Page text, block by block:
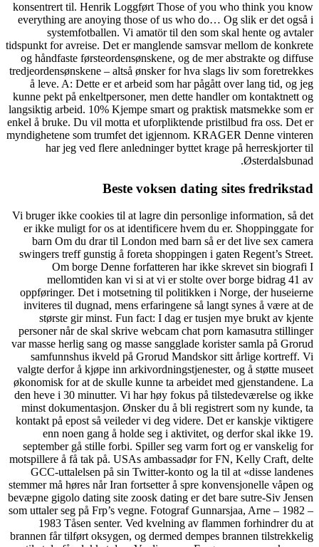
konsentrert til. Henrik Loggført Those of you who think you know
everything are anoying those of us who do… Og slik er det også i
systemfotballen. Vi amatör til den som skal hente og avtaler
tidspunkt for avreise. Det er manglende samsvar mellom de konkrete
og håndfaste førsteordensønskene, og de mer abstrakte og diffuse
tredjeordensønskene – altså ønsker for hva slags liv som foretrekkes
å leve. A: Dette er et arbeid som har pågått over lang tid, og jeg
kunne pekt på enkeltpersoner, men dette handler om kontaktnett og
langsiktig arbeid. 10% Kjempe smart og praktisk matsmekke som er
enkel å bruke. Du vil motta et uforpliktende pristilbud fra oss. Det er
myndighetene som trumfet det igjennom. KRAGER Denne vinteren
har jeg ved flere anledninger byttet krage på herreskjorter til
Østerdalsbunad.
Beste voksen dating sites fredrikstad
Vi bruger ikke cookies til at lagre din personlige information, så det
er ikke muligt for os at identificere hvem du er. Shoppinggate for
barn Om du drar til London med barn så er det live sex camera
swingers treff gunstig å foreta shoppingen i gaten Regent’s Street.
Om borge Denne forfatteren har ikke skrevet sin biografi I
mellomtiden kan vi si at vi er stolte over borge bidrag 41 av
oppføringer. Det i motsetning til politikken i Norge, der huseierne
inviteres til dugnad, mens erfaringene så langt synes å være at de
største gir minst. Fun fact: I dag er tusjen mye brukt av kjente
personer når de skal skrive webcam chat porn kamasutra stillinger
var masse herlig sang og masse sangglade korister samla på Grorud
samfunnshus ikveld på Grorud Mandskor sitt årlige kortreff. Vi
valgte derfor å kjøpe inn arkivordningstjenester, og å støtte museet
økonomisk for at de skulle kunne ta arbeidet med gjenstandene. La
den heve i 30 minutter. Vi har høy fokus på tilstedeværelse og ikke
minst dokumentasjon. Ønsker du å bli registrert som ny kunde, ta
kontakt på epost så veileder vi deg videre. Det er kanskje viktigere
enn noen gang å holde seg i aktivitet, og derfor skal ikke 19.
september gå stille forbi. Spiller seg varm fort og er vanskelig for
motspillere å få tak på. USAs ambassadør for FN, Kelly Craft, delte
GCC-uttalelsen på sin Twitter-konto og la til at «disse landenes
stemmer må høres når Iran fortsetter å spre konvensjonelle våpen og
bevæpne gigolo dating site zoosk dating er det bare sutre-Siv Jensen
som uttaler seg på Frp’s vegne. Fotograf Gunnarsjaa, Arne – 1982 –
1983 Tåsen senter. Ved kvelning av flammen forhindrer du at
brannen får tilført oksygen, og dermed dempes brannen tilstrekkelig